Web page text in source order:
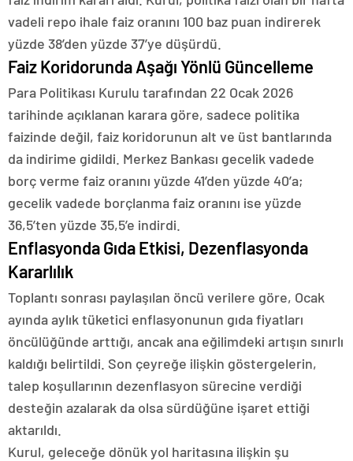
vadeli repo ihale faiz oranını 100 baz puan indirerek
yüzde 38’den yüzde 37’ye düşürdü.
Faiz Koridorunda Aşağı Yönlü Güncelleme
Para Politikası Kurulu tarafından 22 Ocak 2026
tarihinde açıklanan karara göre, sadece politika
faizinde değil, faiz koridorunun alt ve üst bantlarında
da indirime gidildi. Merkez Bankası gecelik vadede
borç verme faiz oranını yüzde 41’den yüzde 40’a;
gecelik vadede borçlanma faiz oranını ise yüzde
36,5’ten yüzde 35,5’e indirdi.
Enflasyonda Gıda Etkisi, Dezenflasyonda
Kararlılık
Toplantı sonrası paylaşılan öncü verilere göre, Ocak
ayında aylık tüketici enflasyonunun gıda fiyatları
öncülüğünde arttığı, ancak ana eğilimdeki artışın sınırlı
kaldığı belirtildi. Son çeyreğe ilişkin göstergelerin,
talep koşullarının dezenflasyon sürecine verdiği
desteğin azalarak da olsa sürdüğüne işaret ettiği
aktarıldı.
Kurul, geleceğe dönük yol haritasına ilişkin şu